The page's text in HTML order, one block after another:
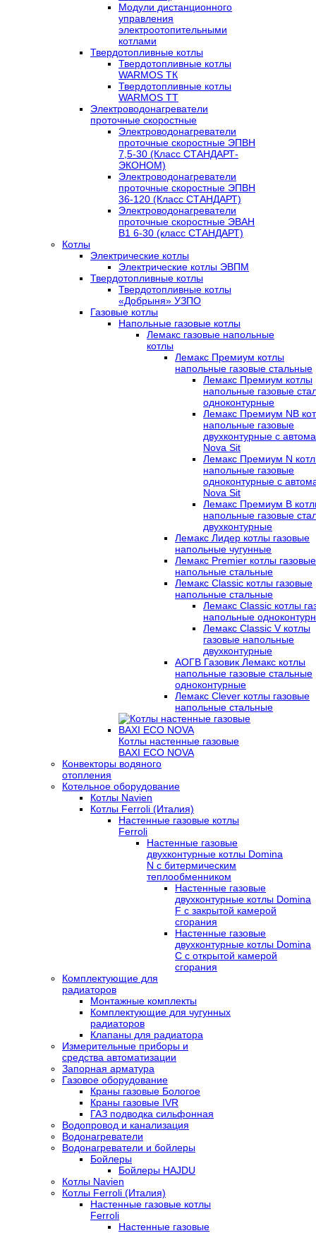
Модули дистанционного
управления
электроотопительными
котлами
Твердотопливные котлы
Твердотопливные котлы
WARMOS TК
Твердотопливные котлы
WARMOS TT
Электроводонагреватели
проточные скоростные
Электроводонагреватели
проточные скоростные ЭПВН
7,5-30 (Класс СТАНДАРТ-
ЭКОНОМ)
Электроводонагреватели
проточные скоростные ЭПВН
36-120 (Класс СТАНДАРТ)
Электроводонагреватели
проточные скоростные ЭВАН
В1 6-30 (класс СТАНДАРТ)
Котлы
Электрические котлы
Электрические котлы ЭВПМ
Твердотопливные котлы
Твердотопливные котлы
«Добрыня» УЗПО
Газовые котлы
Напольные газовые котлы
Лемакс газовые напольные
котлы
Лемакс Премиум котлы
напольные газовые стальные
Лемакс Премиум котлы
напольные газовые
одноконтурные
Лемакс Премиум NB
напольные газовые
двухконтурные c
Nova Sit
Лемакс Премиум N
напольные газовые
одноконтурные c
Nova Sit
Лемакс Премиум B
напольные газовые
двухконтурные
Лемакс Лидер котлы газовые
напольные чугунные
Лемакс Premier котлы газовые
напольные стальные
Лемакс Classic котлы газовые
напольные стальные
Лемакс Classic котлы
напольные
Лемакс Classic V котлы
газовые напольные
двухконтурные
АОГВ Газовик Лемакс котлы
напольные газовые стальные
одноконтурные
Лемакс Clever котлы газовые
напольные стальные
Котлы настенные газовые
BAXI ECO NOVA
Конвекторы водяного
отопления
Котельное оборудование
Котлы Navien
Котлы Ferroli (Италия)
Настенные газовые котлы
Ferroli
Настенные газовые
двухконтурные котлы Domina
N с битермическим
теплообменником
Настенные газовые
двухконтурные котлы Domina
F с закрытой камерой
сгорания
Настенные газовые
двухконтурные котлы Domina
C с открытой камерой
сгорания
Комплектующие для
радиаторов
Монтажные комплекты
Комплектующие для чугунных
радиаторов
Клапаны для радиатора
Измерительные приборы и
средства автоматизации
Запорная арматура
Газовое оборудование
Краны газовые Бологое
Краны газовые IVR
ГАЗ подводка сильфонная
Водопровод и канализация
Водонагреватели
Водонагреватели и бойлеры
Бойлеры
Бойлеры HAJDU
Котлы Navien
Котлы Ferroli (Италия)
Настенные газовые котлы
Ferroli
Настенные газовые